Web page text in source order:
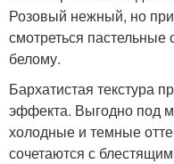
Розовый нежный, но
смотреться пастельные
белому.
Бархатистая текстура
эффекта. Выгодно под
холодные и темные
сочетаются с